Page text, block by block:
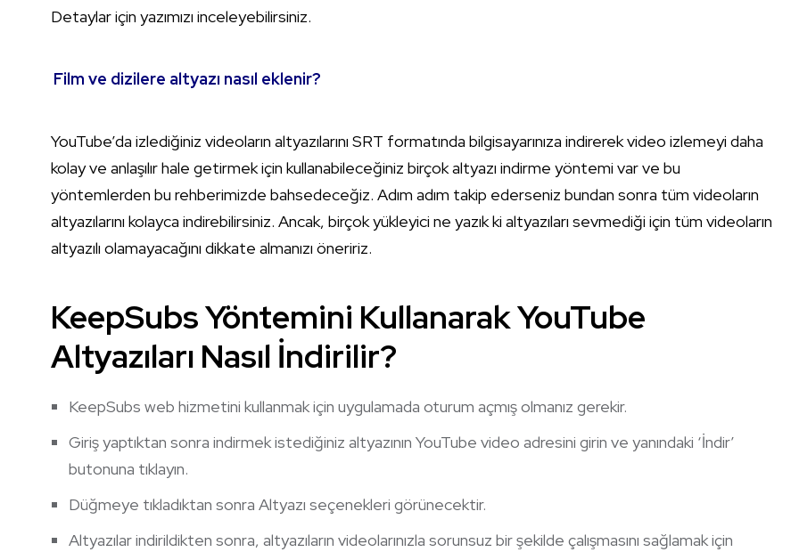
Detaylar için yazımızı inceleyebilirsiniz.
Film ve dizilere altyazı nasıl eklenir?
YouTube’da izlediğiniz videoların altyazılarını SRT formatında bilgisayarınıza indirerek video izlemeyi daha
kolay ve anlaşılır hale getirmek için kullanabileceğiniz birçok altyazı indirme yöntemi var ve bu
yöntemlerden bu rehberimizde bahsedeceğiz. Adım adım takip ederseniz bundan sonra tüm videoların
altyazılarını kolayca indirebilirsiniz. Ancak, birçok yükleyici ne yazık ki altyazıları sevmediği için tüm videoların
altyazılı olamayacağını dikkate almanızı öneririz.
KeepSubs Yöntemini Kullanarak YouTube
Altyazıları Nasıl İndirilir?
KeepSubs web hizmetini kullanmak için uygulamada oturum açmış olmanız gerekir.
Giriş yaptıktan sonra indirmek istediğiniz altyazının YouTube video adresini girin ve yanındaki ‘İndir’
butonuna tıklayın.
Düğmeye tıkladıktan sonra Altyazı seçenekleri görünecektir.
Altyazılar indirildikten sonra, altyazıların videolarınızla sorunsuz bir şekilde çalışmasını sağlamak için